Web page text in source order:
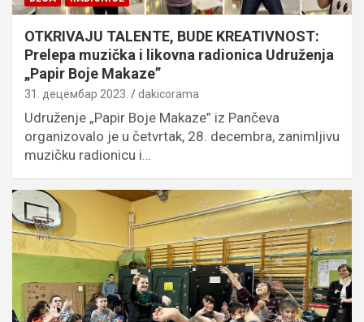
OTKRIVAJU TALENTE, BUDE KREATIVNOST:
Prelepa muzička i likovna radionica Udruženja
„Papir Boje Makaze”
31. децембар 2023. dakicorama
Udruženje „Papir Boje Makaze” iz Pančeva
organizovalo je u četvrtak, 28. decembra, zanimljivu
muzičku radionicu i…